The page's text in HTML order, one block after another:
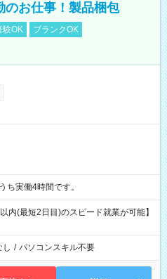
のお仕事！製品梱包
験OK
ブランクOK
表記のうち実働4時間です。
内(最短2日目)のスピード就業が可能】
し / パソコンスキル不要